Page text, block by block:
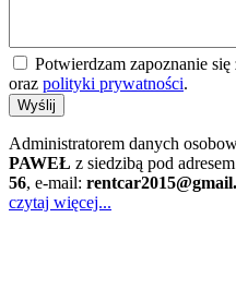
Potwierdzam zapoznanie się
oraz polityki prywatności.
Wyślij
Administratorem danych
PAWEŁ z siedzibą pod
56, e-mail:
czytaj więcej...